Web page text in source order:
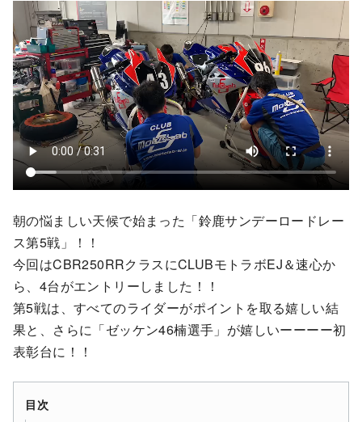
朝の悩ましい天候で始まった「鈴鹿サンデーロードレー
ス第5戦」！！
今回はCBR250RRクラスにCLUBモトラボEJ＆速心か
ら、4台がエントリーしました！！
第5戦は、すべてのライダーがポイントを取る嬉しい結
果と、さらに「ゼッケン46楠選手」が嬉しいーーーー初
表彰台に！！
目次